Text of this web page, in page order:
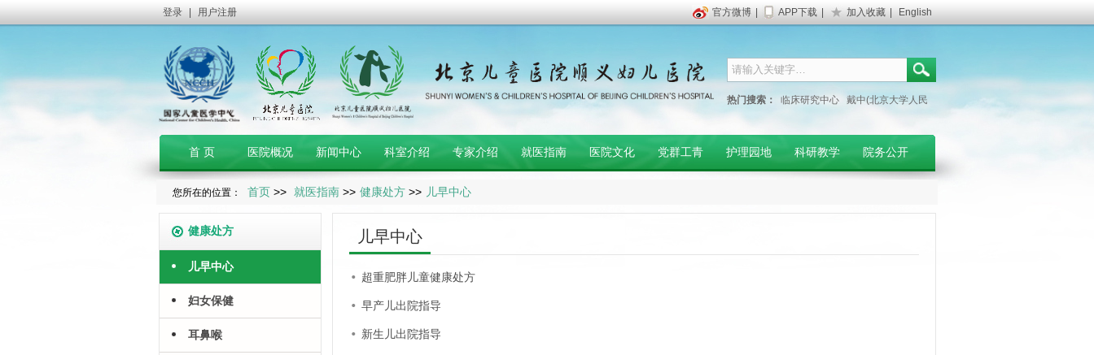
官方微博 APP下载 加入收藏 English
登录 用户注册
热门搜索： 临床研究中心
戴中(北京大学人民
医院专家)
首 页 医院概况 新闻中心 科室介绍 专家介绍 就医指南 医院文化 党群工青 护理园地 科研教学 院务公开
您所在的位置： 首页 >> 就医指南 >> 健康处方 >> 儿早中心
健康处方
儿早中心
妇女保健
耳鼻喉
儿早中心
超重肥胖儿童健康处方
早产儿出院指导
新生儿出院指导